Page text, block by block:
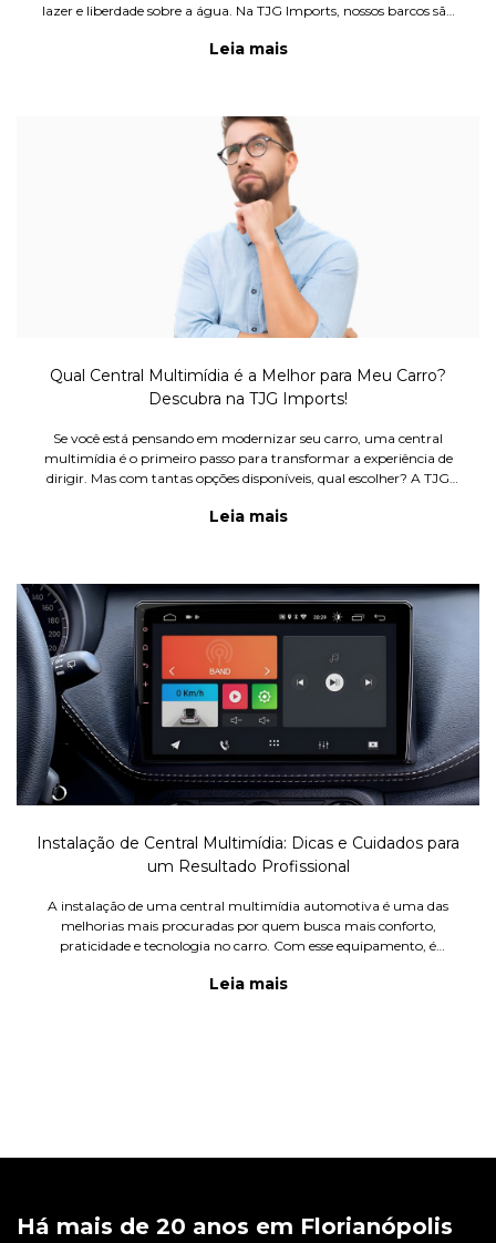
lazer e liberdade sobre a água. Na TJG Imports, nossos barcos são
garantindo que
Leia mais
Qual Central Multimídia é a Melhor para Meu Carro?
Descubra na TJG Imports!
Se você está pensando em modernizar seu carro, uma central
multimídia é o primeiro passo para transformar a experiência de
dirigir. Mas com tantas opções disponíveis, qual escolher? A TJG
Leia mais
Instalação de Central Multimídia: Dicas e Cuidados para
um Resultado Profissional
A instalação de uma central multimídia automotiva é uma das
melhorias mais procuradas por quem busca mais conforto,
praticidade e tecnologia no carro. Com esse equipamento, é
celular, c
Leia mais
Há mais de 20 anos em Florianópolis